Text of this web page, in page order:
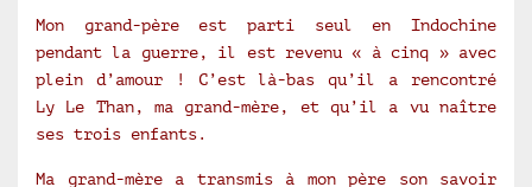
Mon grand-père est parti seul en Indochine
pendant la guerre, il est revenu « à cinq » avec
plein d’amour ! C’est là-bas qu’il a rencontré
Ly Le Than, ma grand-mère, et qu’il a vu naître
ses trois enfants.
Ma grand-mère a transmis à mon père son savoir